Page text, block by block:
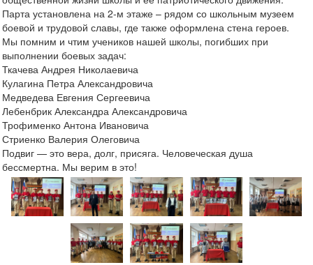
Парта установлена на 2-м этаже – рядом со школьным музеем
боевой и трудовой славы, где также оформлена стена героев.
Мы помним и чтим учеников нашей школы, погибших при
выполнении боевых задач:
Ткачева Андрея Николаевича
Кулагина Петра Александровича
Медведева Евгения Сергеевича
Лебенбрик Александра Александровича
Трофименко Антона Ивановича
Стриенко Валерия Олеговича
Подвиг — это вера, долг, присяга. Человеческая душа
бессмертна. Мы верим в это!